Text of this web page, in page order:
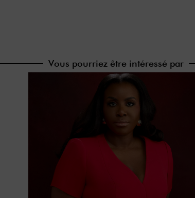
Vous pourriez être intéressé par